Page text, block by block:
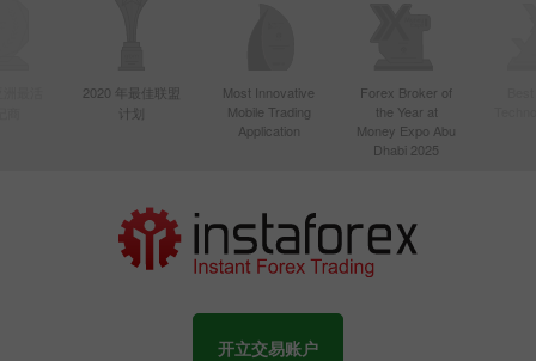
2020 年最佳联盟
计划
Most Innovative
Mobile Trading
Application
Forex Broker of
the Year at
Money Expo Abu
Dhabi 2025
开立交易账户